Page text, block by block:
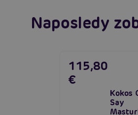
Naposledy
Kokos
Say
115,80
€